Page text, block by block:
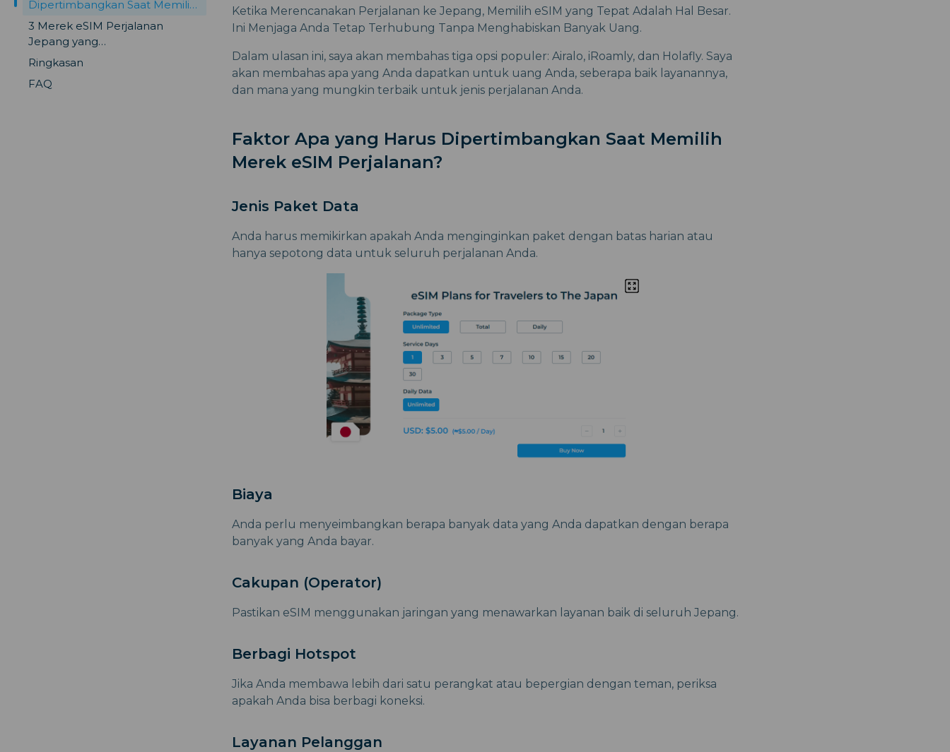
Dipertimbangkan Saat Memilih
Merek eSIM Perjalanan?
3 Merek eSIM Perjalanan
Jepang yang
Direkomendasikan
Ringkasan
FAQ
Ketika Merencanakan Perjalanan ke Jepang, Memilih eSIM yang Tepat Adalah Hal Besar.
Ini Menjaga Anda Tetap Terhubung Tanpa Menghabiskan Banyak Uang.
Dalam ulasan ini, saya akan membahas tiga opsi populer: Airalo, iRoamly, dan Holafly. Saya
akan membahas apa yang Anda dapatkan untuk uang Anda, seberapa baik layanannya,
dan mana yang mungkin terbaik untuk jenis perjalanan Anda.
Faktor Apa yang Harus Dipertimbangkan Saat Memilih
Merek eSIM Perjalanan?
Jenis Paket Data
Anda harus memikirkan apakah Anda menginginkan paket dengan batas harian atau
hanya sepotong data untuk seluruh perjalanan Anda.
Biaya
Anda perlu menyeimbangkan berapa banyak data yang Anda dapatkan dengan berapa
banyak yang Anda bayar.
Cakupan (Operator)
Pastikan eSIM menggunakan jaringan yang menawarkan layanan baik di seluruh Jepang.
Berbagi Hotspot
Jika Anda membawa lebih dari satu perangkat atau bepergian dengan teman, periksa
apakah Anda bisa berbagi koneksi.
Layanan Pelanggan